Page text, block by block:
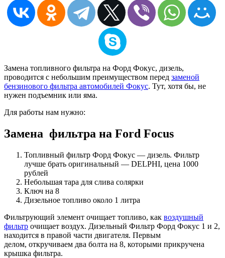
Замена топливного фильтра на Форд Фокус, дизель,
проводится с небольшим преимуществом перед заменой
бензинового фильтра автомобилей Фокус. Тут, хотя бы, не
нужен подъемник или яма.
Для работы нам нужно:
Замена фильтра на Ford Focus
Топливный фильтр Форд Фокус — дизель. Фильтр
лучше брать оригинальный — DELPHI, цена 1000
рублей
Небольшая тара для слива солярки
Ключ на 8
Дизельное топливо около 1 литра
Фильтрующий элемент очищает топливо, как воздушный
фильтр очищает воздух. Дизельный Фильтр Форд Фокус 1 и 2,
находится в правой части двигателя. Первым
делом, откручиваем два болта на 8, которыми прикручена
крышка фильтра.